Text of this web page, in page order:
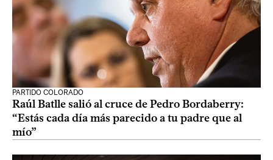
PARTIDO COLORADO
Raúl Batlle salió al cruce de Pedro Bordaberry:
“Estás cada día más parecido a tu padre que al
mío”